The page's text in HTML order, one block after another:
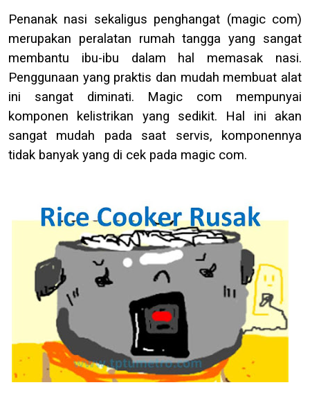
Penanak nasi sekaligus penghangat (magic com)
merupakan peralatan rumah tangga yang sangat
membantu ibu-ibu dalam hal memasak nasi.
Penggunaan yang praktis dan mudah membuat alat
ini sangat diminati. Magic com
mempunyai
komponen kelistrikan yang sedikit. Hal ini akan
sangat mudah pada saat servis, komponennya
tidak banyak yang di cek pada magic com.